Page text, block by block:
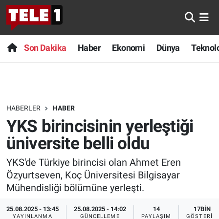
Son Dakika Haber Ekonomi Dünya
HABERLER HABER
YKS birincisinin yerleştiği
üniversite belli oldu
YKS'de Türkiye birincisi olan Ahmet Eren
Özyurtseven, Koç Üniversitesi Bilgisayar
Mühendisliği bölümüne yerleşti.
25.08.2025 - 13:45
YAYINLANMA
25.08.2025 - 14:02
GÜNCELLEME
14
PAYLAŞIM
17BIN
GÖSTERIM
Anında Manşet
Başka Sohbetler
Bilim turu
Bilim ve Teknoloji Evreni
Doğa Konuşuyor
Dünya
Ege Saati
Son Dakika
Haber
Dünya
Teknoloji
Sağlık
Spor
Yayın Akışı
Nöbetçi Eczaneler
Hava Durumu
Trafik Durumu
Süper Lig Puan Durumu ve Fikstür
Tüm Manşetler
Son Dakika Haberleri
Haber Arşivi